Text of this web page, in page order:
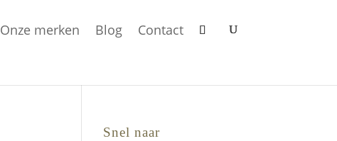
Onze merken Blog Contact
Snel naar